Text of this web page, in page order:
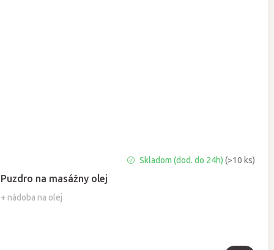
Puzdro na masážny olej
+ nádoba na olej
hodnotenie
produktu
je
Skladom (dod. do 24h)(>10 ks)